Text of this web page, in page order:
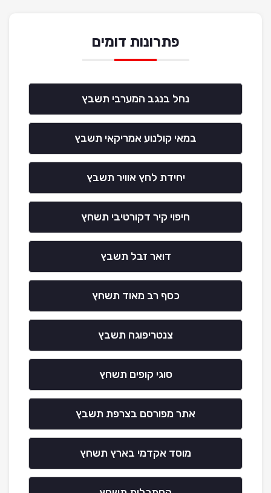
פתרונות דומים
נחל בנגב המערבי תשבץ
במאי קולנוע אמריקאי תשבץ
יחידת לחץ אוויר תשבץ
חיפוי קיר דקורטיבי תשחץ
דואר זבל תשבץ
כסף רב מאוד תשחץ
צנטריפוגה תשבץ
סוגי קופים תשחץ
אתר מפורסם בצרפת תשבץ
מוסד אקדמי בארץ תשחץ